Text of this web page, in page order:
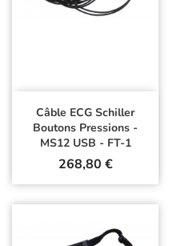
Câble ECG Schiller
Boutons Pressions -
MS12 USB - FT-1
Prix
268,80 €